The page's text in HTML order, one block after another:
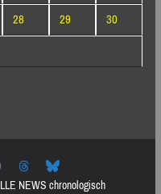
28 29
30
NEWS chronologisch